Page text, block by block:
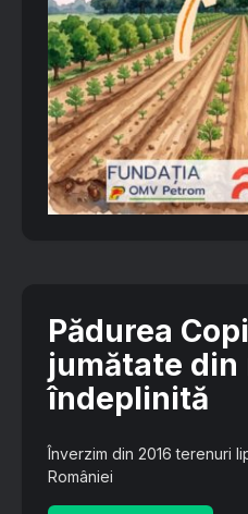
Pădurea
jumătate din
îndeplinită
Înverzim din 2016 terenuri
României